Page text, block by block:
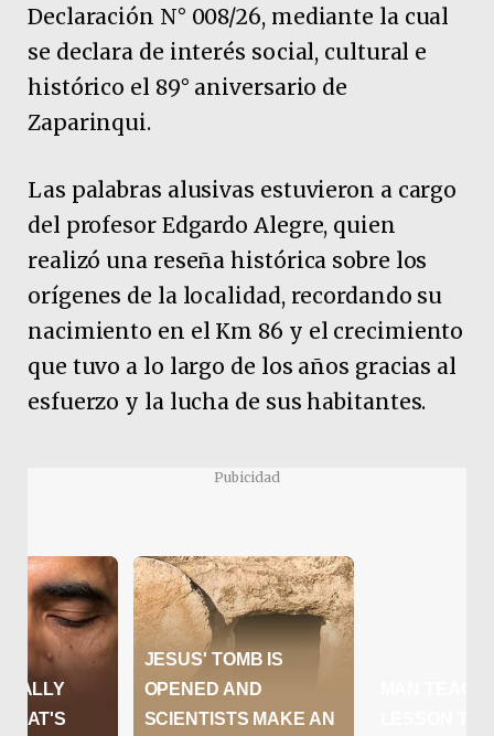
Declaración N° 008/26, mediante la cual
se declara de interés social, cultural e
histórico el 89° aniversario de
Zaparinqui.
Las palabras alusivas estuvieron a cargo
del profesor Edgardo Alegre, quien
realizó una reseña histórica sobre los
orígenes de la localidad, recordando su
nacimiento en el Km 86 y el crecimiento
que tuvo a lo largo de los años gracias al
esfuerzo y la lucha de sus habitantes.
Pubicidad